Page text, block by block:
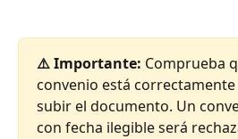
⚠️ Importante: Comprueba
convenio está
subir el documento. Un
con fecha ilegible será